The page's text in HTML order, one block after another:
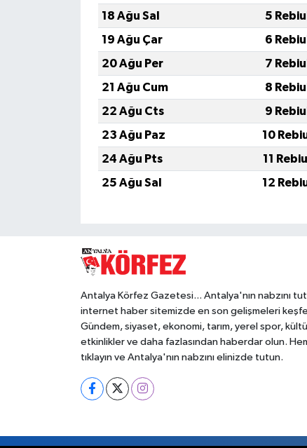
18 Ağu Sal
5
19 Ağu Çar
6
20 Ağu Per
7
21 Ağu Cum
8
22 Ağu Cts
9
23 Ağu Paz
10
24 Ağu Pts
11
25 Ağu Sal
12
Antalya Körfez Gazetesi... Antalya'nın nabzını
internet haber sitemizde en son gelişmeleri
Gündem, siyaset, ekonomi, tarım, yerel spor,
etkinlikler ve daha fazlasından haberdar olun.
tıklayın ve Antalya'nın nabzını elinizde tutun.